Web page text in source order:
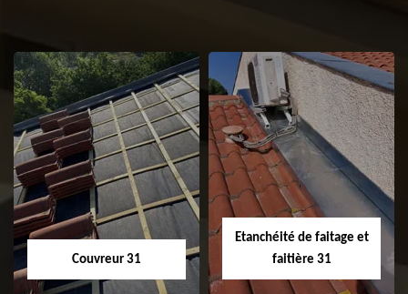
Couvreur 31
Etanchéité de faitage et
faitière 31